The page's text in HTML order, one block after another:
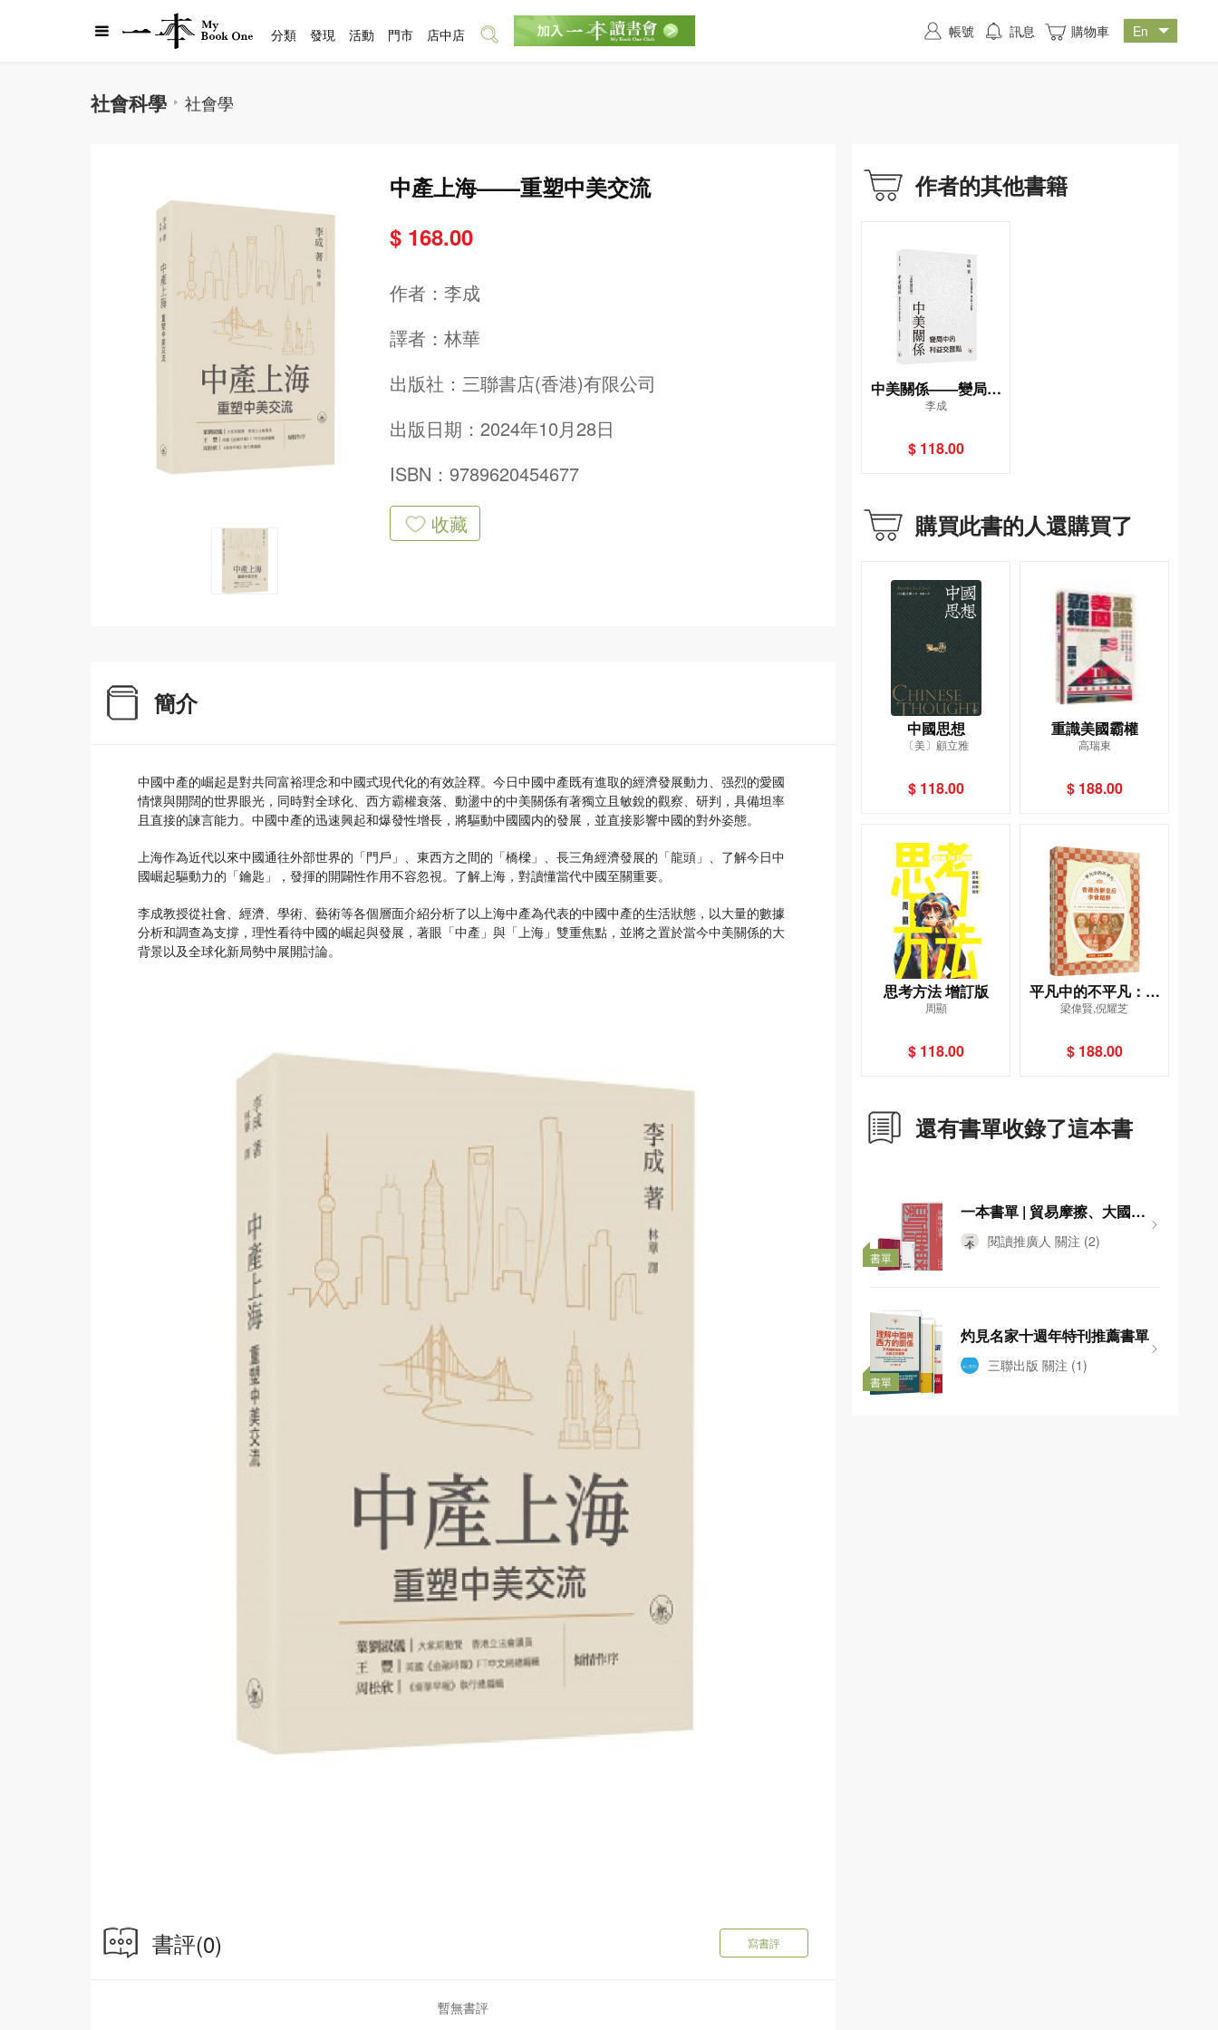
社會科學 社會學
中產上海——重塑中美交流
$ 168.00
作者： 李成
譯者： 林華
出版社： 三聯書店(香港)有限公司
出版日期：2024年10月28日
ISBN：9789620454677
收藏
簡介
中國中產的崛起是對共同富裕理念和中國式現代化的有效詮釋。今日中國中產既有進取的經濟發展動力、强烈的愛國
情懷與開闊的世界眼光，同時對全球化、西方霸權衰落、動盪中的中美關係有著獨立且敏銳的觀察、研判，具備坦率
且直接的諫言能力。中國中產的迅速興起和爆發性增長，將驅動中國國内的發展，並直接影響中國的對外姿態。
上海作為近代以來中國通往外部世界的「門戶」、東西方之間的「橋樑」、長三角經濟發展的「龍頭」、了解今日中
國崛起驅動力的「鑰匙」，發揮的開闢性作用不容忽視。了解上海，對讀懂當代中國至關重要。
李成教授從社會、經濟、學術、藝術等各個層面介紹分析了以上海中產為代表的中國中產的生活狀態，以大量的數據
分析和調查為支撐，理性看待中國的崛起與發展，著眼「中產」與「上海」雙重焦點，並將之置於當今中美關係的大
背景以及全球化新局勢中展開討論。
書評(0) 寫書評
暫無書評
作者的其他書籍
中美關係——變局中
的利益交匯點（全新
李成
$ 118.00
購買此書的人還購買了
中國思想
〔美〕顧立雅
$ 118.00
重識美國霸權
高瑞東
$ 188.00
思考方法 增訂版
周顯
$ 118.00
平凡中的不平凡：香
港西餅皇后李曾超群
梁偉賢,倪耀芝
$ 188.00
還有書單收錄了這本書
書單
一本書單 | 貿易摩擦、大國博
弈與個人選擇：一份書單看清
時局
閱讀推廣人 關注 (2)
書單
灼見名家十週年特刊推薦書單
三聯出版 關注 (1)
分類 發現 活動 門市 店中店 帳號 訊息 購物車